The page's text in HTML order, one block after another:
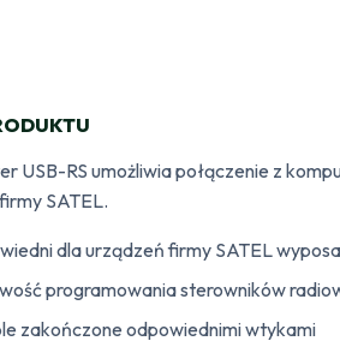
USB-RS umożliwia połączenie z
SATEL.
dla urządzeń firmy SATEL
programowania sterowników
zakończone odpowiednimi wtykami